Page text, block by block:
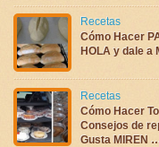
Recetas
Cómo Hacer
HOLA y dale a
Recetas
Cómo Hacer
Consejos de
Gusta MIREN